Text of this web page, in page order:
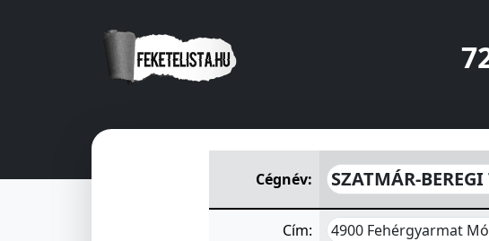
SZATMÁR-BEREGI TAKARÉKSZÖVETKEZET
Cégnév:
SZATMÁR-
Cím: 4900 Fehérgyarmat